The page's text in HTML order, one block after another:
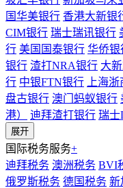
国华美银行 香港大新银
CIM银行 瑞士瑞讯银行
行 美国国泰银行 华侨银
银行 渣打NRA银行 大
行 中银FTN银行 上海
盘古银行 澳门蚂蚁银行
港）
迪拜渣打银行 瑞士
展开
国际税务服务+
迪拜税务 澳洲税务 BVI
俄罗斯税务 德国税务 新